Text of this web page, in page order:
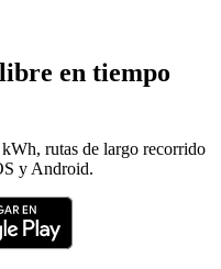
en tiempo
rutas de largo recorrido
y Android.